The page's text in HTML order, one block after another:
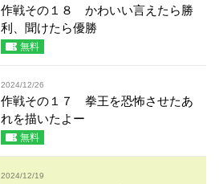
作戦その１８ かわいい言えたら勝
利、聞けたら優勝
無料
2024/12/26
作戦その１７ 拳王を恐怖させたあ
れを描いたよー
無料
2024/12/19